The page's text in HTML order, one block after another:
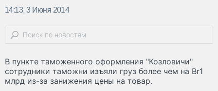
14:13, 3 Июня 2014
В пункте таможенного оформления "Козловичи"
сотрудники таможни изъяли груз более чем на Br1
млрд из-за занижения цены на товар.